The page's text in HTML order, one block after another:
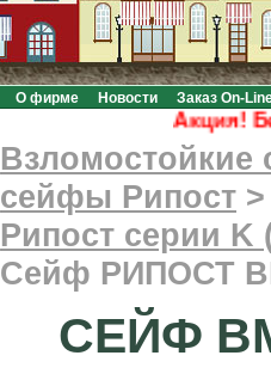
О фирме Новости Заказ On-
Акция!
сейфы Рипост
Рипост серии K
Сейф РИПОСТ
СЕЙФ